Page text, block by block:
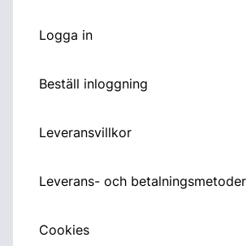
Logga in
Beställ inloggning
Leveransvillkor
Leverans- och betalningsmetoder
Cookies